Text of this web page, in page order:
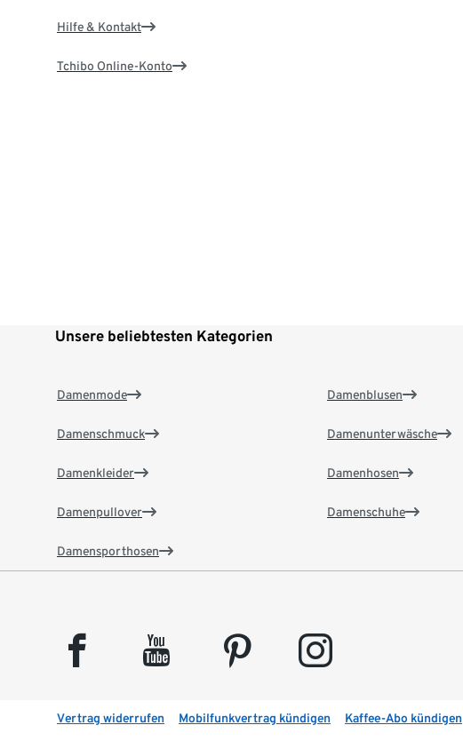
Hilfe & Kontakt
Tchibo Online-Konto
Unsere beliebtesten Kategorien
Damenmode
Damenschmuck
Damenkleider
Damenpullover
Damensporthosen
Damenblusen
Damenunterwäsche
Damenhosen
Damenschuhe
facebook youtube pinterest instagram
Vertrag widerrufen Mobilfunkvertrag kündigen Kaffee-Abo kündigen